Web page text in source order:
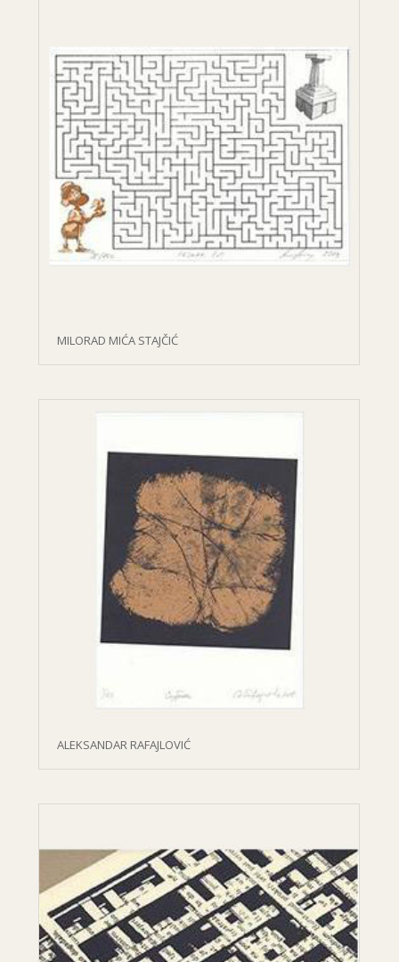
MILORAD MIĆA STAJČIĆ
ALEKSANDAR RAFAJLOVIĆ